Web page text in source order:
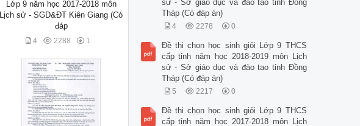
Lớp 9 năm học 2017-2018 môn
Lịch sử - SGD&ĐT Kiên Giang (Có
đáp
4 2288 1
sử - Sở giáo dục và đào tạo tỉnh Đồng
Tháp (Có đáp án)
4 2278 0
Đề thi chọn học sinh giỏi Lớp 9 THCS
cấp tỉnh năm học 2018-2019 môn Lịch
sử - Sở giáo dục và đào tạo tỉnh Đồng
Tháp (Có đáp án)
5 2217 0
Đề thi chọn học sinh giỏi Lớp 9 THCS
cấp tỉnh năm học 2017-2018 môn Lịch